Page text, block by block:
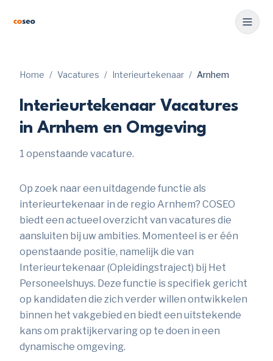
Home / Vacatures / Interieurtekenaar / Arnhem
Interieurtekenaar Vacatures
in Arnhem en Omgeving
1 openstaande vacature.
Op zoek naar een uitdagende functie als
interieurtekenaar in de regio Arnhem? COSEO
biedt een actueel overzicht van vacatures die
aansluiten bij uw ambities. Momenteel is er één
openstaande positie, namelijk die van
Interieurtekenaar (Opleidingstraject) bij Het
Personeelshuys. Deze functie is specifiek gericht
op kandidaten die zich verder willen ontwikkelen
binnen het vakgebied en biedt een uitstekende
kans om praktijkervaring op te doen in een
dynamische omgeving.